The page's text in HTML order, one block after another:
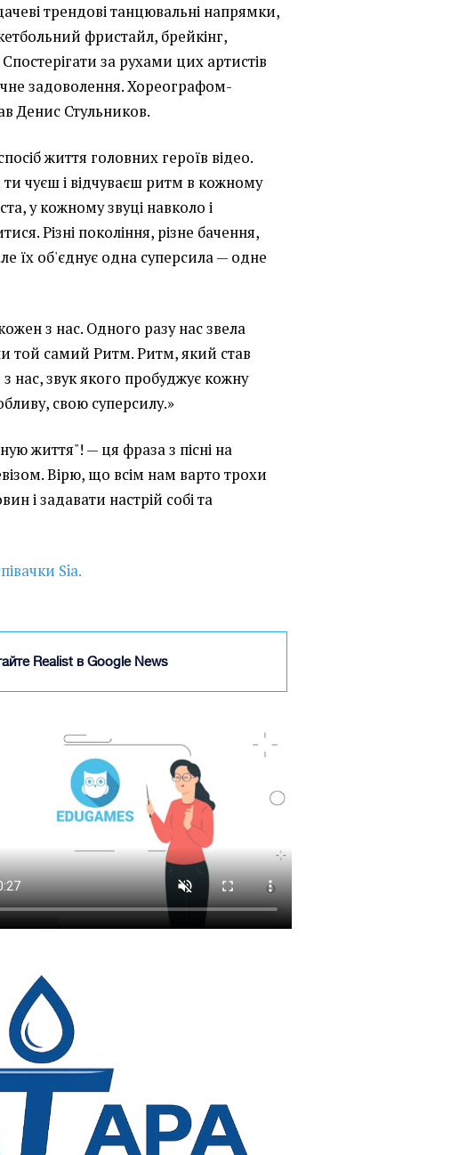
трендові танцювальні напрямки,
фристайл, брейкінг,
за рухами цих артистів
задоволення. Хореографом-
Денис Стульников.
життя головних героїв відео.
чуєш і відчуваєш ритм в кожному
у кожному звуці навколо і
Різні покоління, різне бачення,
їх об'єднує одна суперсила — одне
з нас. Одного разу нас звела
той самий Ритм. Ритм, який став
нас, звук якого пробуджує кожну
свою суперсилу.»
життя"! — ця фраза з пісні на
Вірю, що всім нам варто трохи
і задавати настрій собі та
Sia.
Realist в Google News